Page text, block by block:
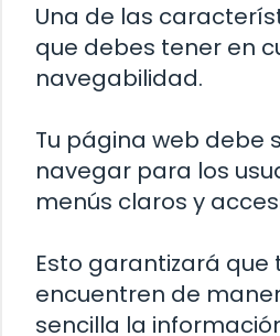
Una de las
que debes tener en
navegabilidad.
Tu página web debe
navegar para los
menús claros y
Esto garantizará que
encuentren de
sencilla la